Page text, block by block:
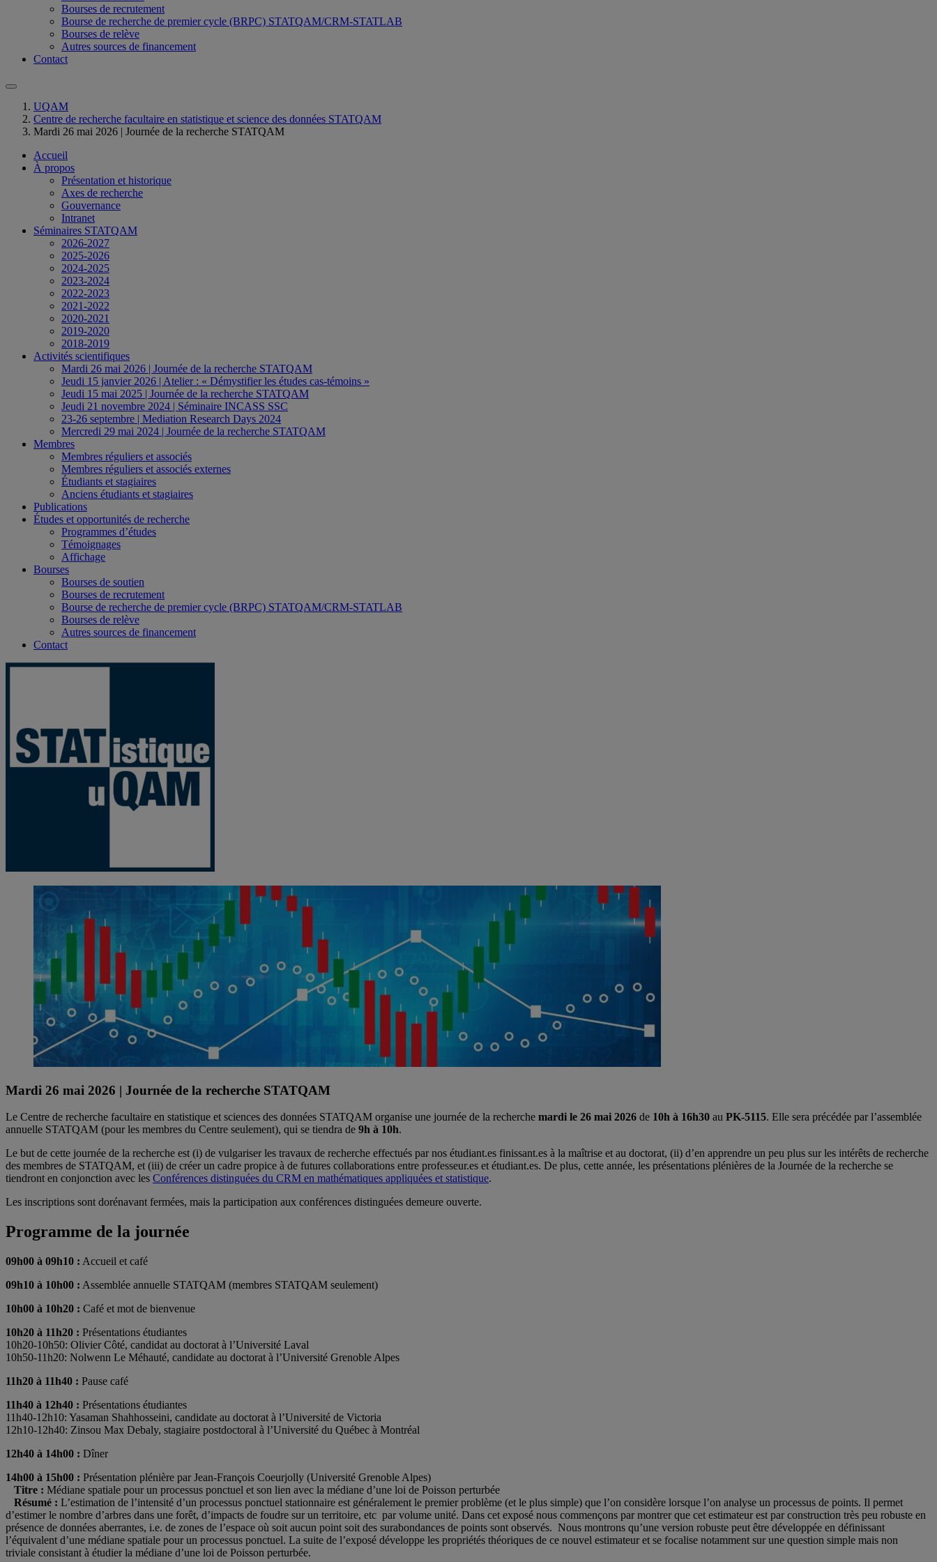
Bourses de recrutement
Bourse de recherche de premier cycle (BRPC) STATQAM/CRM-STATLAB
Bourses de relève
Autres sources de financement
Contact
UQAM
Centre de recherche facultaire en statistique et science des données STATQAM
Mardi 26 mai 2026 | Journée de la recherche STATQAM
Accueil
À propos
Présentation et historique
Axes de recherche
Gouvernance
Intranet
Séminaires STATQAM
2026-2027
2025-2026
2024-2025
2023-2024
2022-2023
2021-2022
2020-2021
2019-2020
2018-2019
Activités scientifiques
Mardi 26 mai 2026 | Journée de la recherche STATQAM
Jeudi 15 janvier 2026 | Atelier : « Démystifier les études cas-témoins »
Jeudi 15 mai 2025 | Journée de la recherche STATQAM
Jeudi 21 novembre 2024 | Séminaire INCASS SSC
23-26 septembre | Mediation Research Days 2024
Mercredi 29 mai 2024 | Journée de la recherche STATQAM
Membres
Membres réguliers et associés
Membres réguliers et associés externes
Étudiants et stagiaires
Anciens étudiants et stagiaires
Publications
Études et opportunités de recherche
Programmes d’études
Témoignages
Affichage
Bourses
Bourses de soutien
Bourses de recrutement
Bourse de recherche de premier cycle (BRPC) STATQAM/CRM-STATLAB
Bourses de relève
Autres sources de financement
Contact
Mardi 26 mai 2026 | Journée de la recherche STATQAM
Le Centre de recherche facultaire en statistique et sciences des données STATQAM organise une journée de la recherche mardi le 26 mai 2026 de 10h à 16h30 au PK-5115. Elle sera précédée par l’assemblée
annuelle STATQAM (pour les membres du Centre seulement), qui se tiendra de 9h à 10h.
Le but de cette journée de la recherche est (i) de vulgariser les travaux de recherche effectués par nos étudiant.es finissant.es à la maîtrise et au doctorat, (ii) d’en apprendre un peu plus sur les intérêts de recherche
des membres de STATQAM, et (iii) de créer un cadre propice à de futures collaborations entre professeur.es et étudiant.es. De plus, cette année, les présentations plénières de la Journée de la recherche se
tiendront en conjonction avec les Conférences distinguées du CRM en mathématiques appliquées et statistique.
Les inscriptions sont dorénavant fermées, mais la participation aux conférences distinguées demeure ouverte.
Programme de la journée
09h00 à 09h10 : Accueil et café
09h10 à 10h00 : Assemblée annuelle STATQAM (membres STATQAM seulement)
10h00 à 10h20 : Café et mot de bienvenue
10h20 à 11h20 : Présentations étudiantes
10h20-10h50: Olivier Côté, candidat au doctorat à l’Université Laval
10h50-11h20: Nolwenn Le Méhauté, candidate au doctorat à l’Université Grenoble Alpes
11h20 à 11h40 : Pause café
11h40 à 12h40 : Présentations étudiantes
11h40-12h10: Yasaman Shahhosseini, candidate au doctorat à l’Université de Victoria
12h10-12h40: Zinsou Max Debaly, stagiaire postdoctoral à l’Université du Québec à Montréal
12h40 à 14h00 : Dîner
14h00 à 15h00 : Présentation plénière par Jean-François Coeurjolly (Université Grenoble Alpes)
Titre : Médiane spatiale pour un processus ponctuel et son lien avec la médiane d’une loi de Poisson perturbée
Résumé : L’estimation de l’intensité d’un processus ponctuel stationnaire est généralement le premier problème (et le plus simple) que l’on considère lorsque l’on analyse un processus de points. Il permet
d’estimer le nombre d’arbres dans une forêt, d’impacts de foudre sur un territoire, etc par volume unité. Dans cet exposé nous commençons par montrer que cet estimateur est par construction très peu robuste en
présence de données aberrantes, i.e. de zones de l’espace où soit aucun point soit des surabondances de points sont observés. Nous montrons qu’une version robuste peut être développée en définissant
l’équivalent d’une médiane spatiale pour un processus ponctuel. La suite de l’exposé développe les propriétés théoriques de ce nouvel estimateur et se focalise notamment sur une question simple mais non
triviale consistant à étudier la médiane d’une loi de Poisson perturbée.